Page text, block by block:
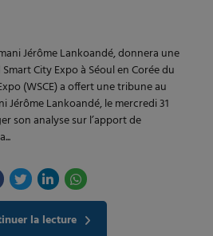
Jérôme Lankoandé, donnera une
City Expo à Séoul en Corée du
(WSCE) a offert une tribune au
Jérôme Lankoandé, le mercredi 31
son analyse sur l’apport de
la lecture